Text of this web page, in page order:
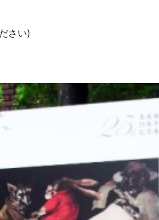
さい)